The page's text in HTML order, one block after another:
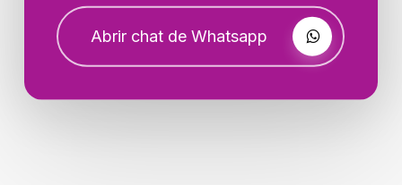
Abrir chat de Whatsapp